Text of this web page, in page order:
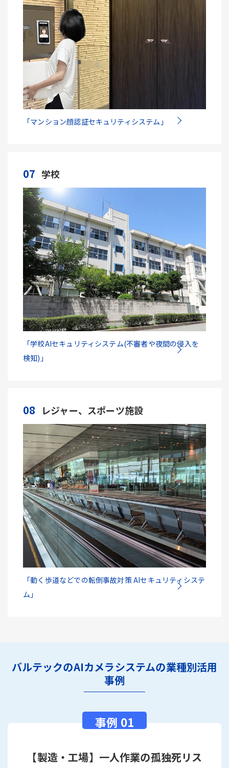
「マンション顔認証セキュリティシステム」
07 学校
「学校AIセキュリティシステム(不審者や夜間の侵入を
検知)」
08 レジャー、スポーツ施設
「動く歩道などでの転倒事故対策 AIセキュリティシステ
ム」
バルテックのAIカメラシステムの業種別活用
事例
【製造・工場】一人作業の孤独死リス